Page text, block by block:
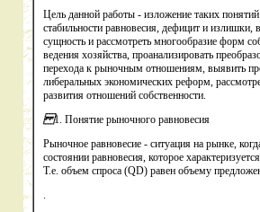
Цель данной работы - изложение таких
стабильности равновесия, дефицит и
сущность и рассмотреть многообразие форм
ведения хозяйства, проанализировать
перехода к рыночным отношениям, выявить
либеральных экономических реформ,
развития отношений собственности.
1. Понятие рыночного равновесия
Рыночное равновесие - ситуация на рынке,
состоянии равновесия, которое
Т.е. объем спроса (QD) равен объему
.